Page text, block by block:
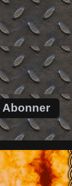
Abonner